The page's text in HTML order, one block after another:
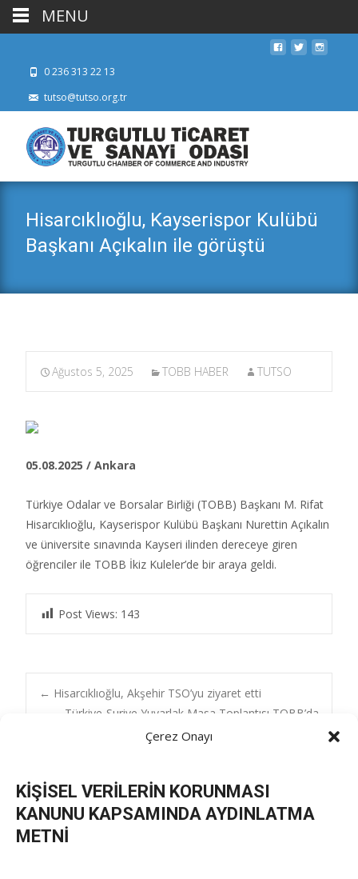
Çerez Onayı
KİŞİSEL VERİLERİN KORUNMASI
KANUNU KAPSAMINDA AYDINLATMA
METNİ
0 236 313 22 13
tutso@tutso.org.tr
Hisarcıklıoğlu, Kayserispor Kulübü
Başkanı Açıkalın ile görüştü
Ağustos 5, 2025 TOBB HABER TUTSO
05.08.2025 / Ankara
Türkiye Odalar ve Borsalar Birliği (TOBB) Başkanı M. Rifat
Hisarcıklıoğlu, Kayserispor Kulübü Başkanı Nurettin Açıkalın
ve üniversite sınavında Kayseri ilinden dereceye giren
öğrenciler ile TOBB İkiz Kuleler’de bir araya geldi. ​
Post Views: 143
Post
navigation
← Hisarcıklıoğlu, Akşehir TSO’yu ziyaret etti
Türkiye-Suriye Yuvarlak Masa Toplantısı TOBB’da
MENU